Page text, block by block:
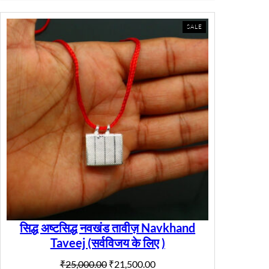
SALEPRODUCT
ON
SALE
सिद्ध अष्टसिद्ध नवखंड तावीज़ Navkhand
Taveej (सर्वविजय के लिए )
₹25,000.00 Original
₹21,500.00Current